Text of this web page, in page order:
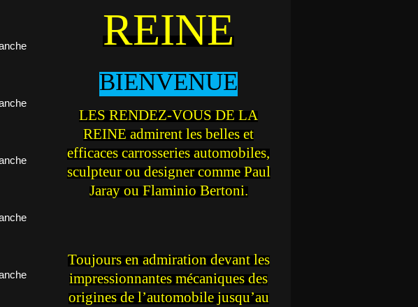
REINE
BIENVENUE
LES RENDEZ-VOUS DE LA
REINE admirent les belles et
efficaces carrosseries automobiles,
sculpteur ou designer comme Paul
Jaray ou Flaminio Bertoni.
Toujours en admiration devant les
impressionnantes mécaniques des
origines de l’automobile jusqu’au